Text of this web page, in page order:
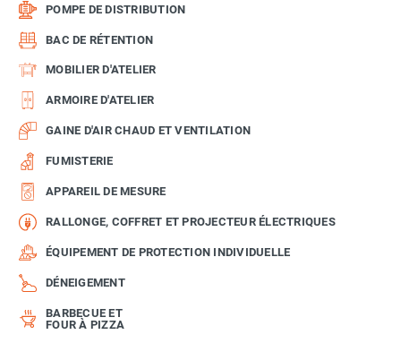
POMPE DE DISTRIBUTION
BAC DE RÉTENTION
MOBILIER D'ATELIER
ARMOIRE D'ATELIER
GAINE D'AIR CHAUD ET VENTILATION
FUMISTERIE
APPAREIL DE MESURE
RALLONGE, COFFRET ET PROJECTEUR ÉLECTRIQUES
ÉQUIPEMENT DE PROTECTION INDIVIDUELLE
DÉNEIGEMENT
BARBECUE ET
FOUR À PIZZA